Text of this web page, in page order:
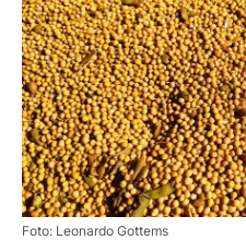
Foto: Leonardo Gottems